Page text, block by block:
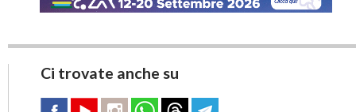
Ci trovate anche su